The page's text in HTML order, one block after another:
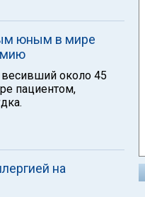
юным в мире
около 45
пациентом,
на